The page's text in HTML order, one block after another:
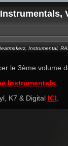
Instrumental,
le 3ème volume
Instrumentals
K7 & Digital ICI